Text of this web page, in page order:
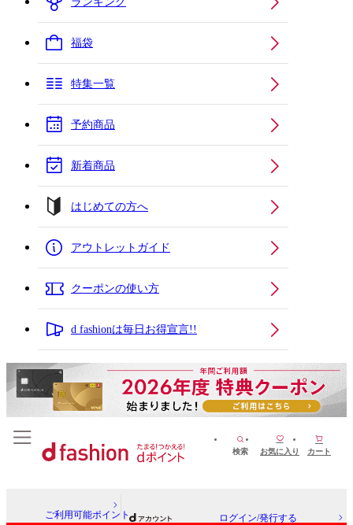
福袋
特集一覧
予約商品
新着商品
はじめての方へ
アウトレットガイド
クーポンの使い方
d fashionは毎日お得宣言!!
検索 お気に入り カート
ご利用可能ポイント ログイン/発行する